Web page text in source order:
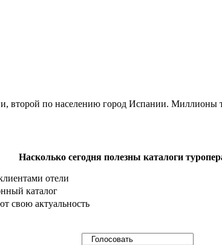
второй по населению город Испании. Миллионы
Насколько сегодня полезны каталоги
отели
каталог
свою актуальность